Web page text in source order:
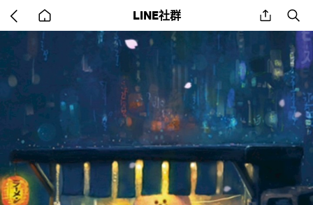
back
to
LINE社群 share